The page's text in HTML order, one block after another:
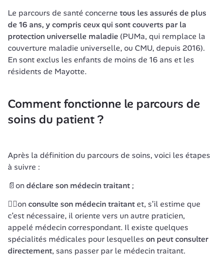
Le parcours de santé concerne tous les assurés de plus
de 16 ans, y compris ceux qui sont couverts par la
protection universelle maladie (PUMa, qui remplace la
couverture maladie universelle, ou CMU, depuis 2016).
En sont exclus les enfants de moins de 16 ans et les
résidents de Mayotte.
Comment fonctionne le parcours de
soins du patient ?
Après la définition du parcours de soins, voici les étapes
à suivre :
📄on déclare son médecin traitant ;
👨‍⚕️on consulte son médecin traitant et, s’il estime que
c’est nécessaire, il oriente vers un autre praticien,
appelé médecin correspondant. Il existe quelques
spécialités médicales pour lesquelles on peut consulter
directement, sans passer par le médecin traitant.